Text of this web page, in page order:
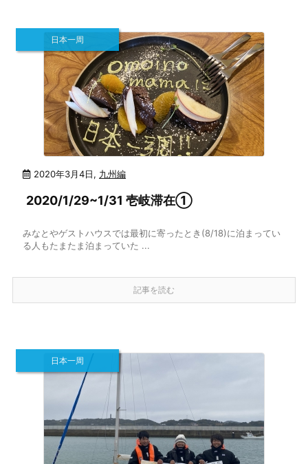
2020年3月4日
日本一周
, 九州編
2020/1/29~1/31 壱岐滞在①
みなとやゲストハウスでは最初に寄ったとき(8/18)に泊まってい
る人もたまたま泊まっていた ...
記事を読む
日本一周